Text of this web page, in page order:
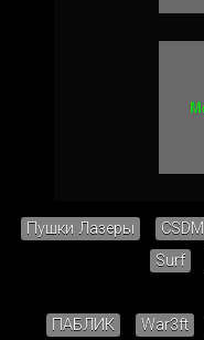
Пушки Лазеры CSDM
Surf
ПАБЛИК War3ft